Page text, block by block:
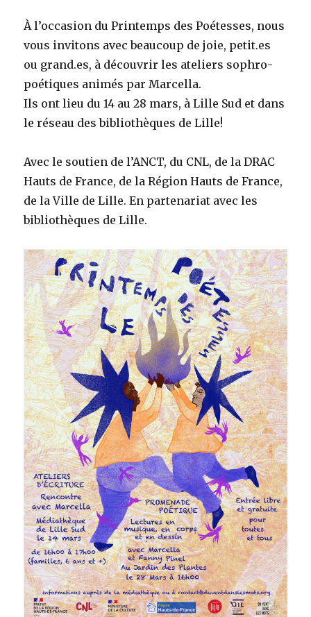
À l’occasion du Printemps des Poétesses, nous
vous invitons avec beaucoup de joie, petit.es
ou grand.es, à découvrir les ateliers sophro-
poétiques animés par Marcella.
Ils ont lieu du 14 au 28 mars, à Lille Sud et dans
le réseau des bibliothèques de Lille!
Avec le soutien de l’ANCT, du CNL, de la DRAC
Hauts de France, de la Région Hauts de France,
de la Ville de Lille. En partenariat avec les
bibliothèques de Lille.